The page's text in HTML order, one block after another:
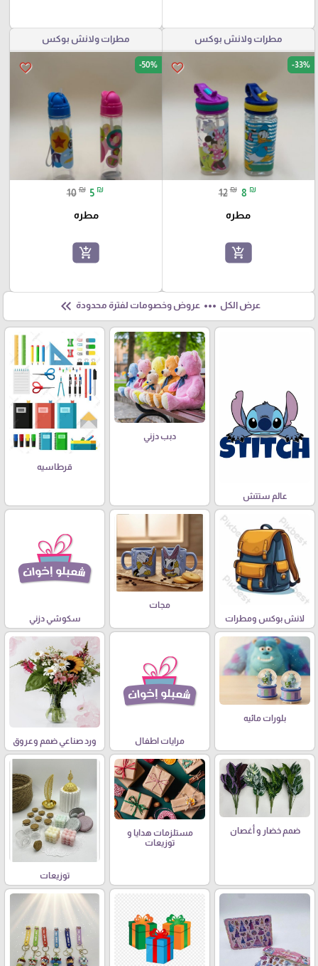
مطرات ولانش بوكس
favorite_border -33%
12 ₪ 8 ₪
مطره
add_shopping_cart
مطرات ولانش بوكس
favorite_border -50%
10 ₪ 5 ₪
مطره
add_shopping_cart
عرض الكل more_horiz عروض وخصومات لفترة محدودة keyboard_double_arrow_left
عالم ستتش
دبب دزني
قرطاسيه
لانش بوكس ومطرات
مجات
سكوشي دزني
بلورات مائيه
مرايات اطفال ورد صناعي ضمم وعروق
ضمم خضار و أغصان
مستلزمات هدايا و
توزيعات
توزيعات